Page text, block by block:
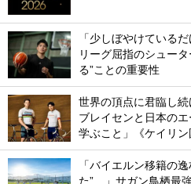
「少しぼやけている
リーグ屈指のシュー
る”ことの重要性
世界の頂点に君臨し
ブレイセンと日本の
学ぶこと」《ケイリ
「バイエルン移籍の
た”…」サガン鳥栖最